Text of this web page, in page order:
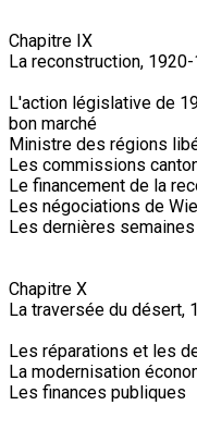
Chapitre IX
La reconstruction,
L'action législative de
bon marché
Ministre des régions
Les commissions
Le financement de la
Les négociations de
Les dernières
Chapitre X
La traversée du désert,
Les réparations et les
La modernisation
Les finances publiques